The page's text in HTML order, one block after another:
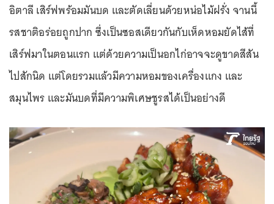
อิตาลี เสิร์ฟพร้อมมันบด และตัดเลี่ยนด้วยหน่อไม้ฝรั่ง จานนี้
รสชาติอร่อยถูกปาก ซึ่งเป็นซอสเดียวกันกับเห็ดหอมยัดไส้ที่
เสิร์ฟมาในตอนแรก แต่ด้วยความเป็นอกไก่อาจจะดูขาดสีสัน
ไปสักนิด แต่โดยรวมแล้วมีความหอมของเครื่องแกง และ
สมุนไพร และมันบดที่มีความพิเศษชูรสได้เป็นอย่างดี